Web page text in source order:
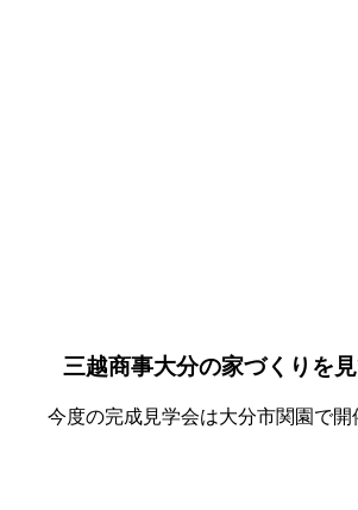
三越商事大分の家づくりを見
今度の完成見学会は大分市関園で開